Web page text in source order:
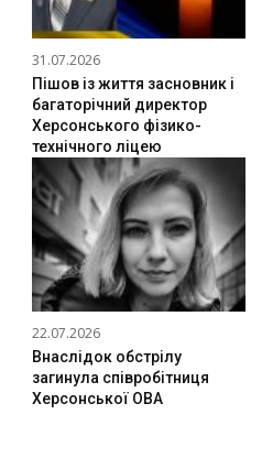
31.07.2026
Пішов із життя засновник і
багаторічний директор
Херсонського фізико-
технічного ліцею
22.07.2026
Внаслідок обстрілу
загинула співробітниця
Херсонської ОВА